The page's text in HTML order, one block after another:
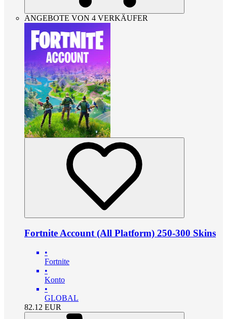
ANGEBOTE VON 4 VERKÄUFER
Fortnite Account (All Platform) 250-300 Skins
•
Fortnite
•
Konto
•
GLOBAL
82.12 EUR